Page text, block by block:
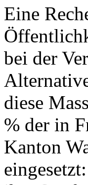
Eine
bei der
diese
% der in
Kanton